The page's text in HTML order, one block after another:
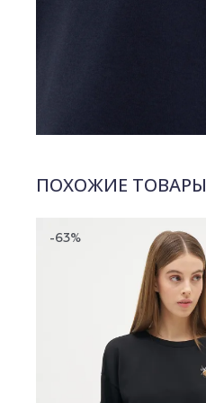
ПОХОЖИЕ ТОВАРЫ
-63%